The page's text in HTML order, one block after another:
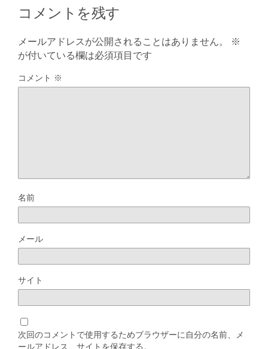
コメントを残す
メールアドレスが公開されることはありません。
※
が付いている欄は必須項目です
コメント ※
名前
メール
サイト
次回のコメントで使用するためブラウザーに自分の名前、メ
ールアドレス、サイトを保存する。